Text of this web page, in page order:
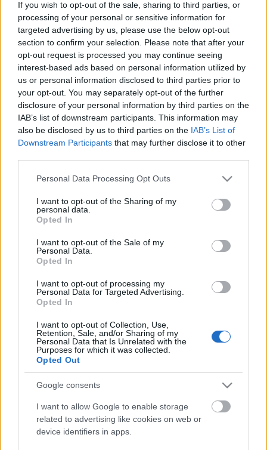
If you wish to opt-out of the sale, sharing to third parties, or
processing of your personal or sensitive information for
targeted advertising by us, please use the below opt-out
section to confirm your selection. Please note that after your
opt-out request is processed you may continue seeing
interest-based ads based on personal information utilized by
us or personal information disclosed to third parties prior to
your opt-out. You may separately opt-out of the further
disclosure of your personal information by third parties on the
IAB’s list of downstream participants. This information may
also be disclosed by us to third parties on the IAB’s List of
Downstream Participants that may further disclose it to other
Please note that this website/app uses one or more Google
not limited to your visit or usage behaviour. You may click to
grant or deny consent to Google and its third-party tags to
use your data for below specified purposes in below Google
consent section.
Personal Data Processing Opt Outs
I want to opt-out of the Sharing of my
personal data.
Opted In
I want to opt-out of the Sale of my
Personal Data.
Opted In
I want to opt-out of processing my
Personal Data for Targeted Advertising.
Opted In
I want to opt-out of Collection, Use,
Retention, Sale, and/or Sharing of my
Personal Data that Is Unrelated with the
Purposes for which it was collected.
Opted Out
Google consents
I want to allow Google to enable storage
related to advertising like cookies on web or
device identifiers in apps.
Nicola Rignanese (Boris) - Borbiczki Ferenc
Gaetano Bruno (Ayala) - Pásztor Tibor
Edoardo Buscetta (Salvatore) - Medveczky Máté
Andrea Castellana (Alice) - Kobela Kira
Enrico Gippetto (Fofó) - Égner Milán
Francesca Giordano (Santina) - Medveczki Kata
Pierangelo Gullo (Sebastiano) - Mócsa Martin
Nino Frassica (Giacinto) - Karsai István
Pif (Narrátor) - Czvetkó Sándor
Carmelo Galati (Cusumano) - Vári Attila
Chiara De Bonis (Gabriella) - Laurinyecz Réka
Roberto Burgio (Mario Francese) - Botár Endre
Domenico Centamore (Totó Riína) - Hegedűs Miklós
Claudio Collová (Filadelfo Aparo) - Papucsek Vilmos
Maurizio Bologna (Ciancimino) - Holl Nándor
Maurizio Marchetti (Nino Salvo) - Albert Péter
Orio Scaduto (Ignazio Salvo) - Tokaji Csaba
Aurora Quattrocchi (Ninetta) - Tímár Éva
Magyar szöveg
Gyártásvezető : Terbócs Nóra
Hangmérnök: Kis Pál
Produkciós vezető
Szinkronrendező
: Balog Mihály
Stúdió: Balog Mix
Forrás: Próbakő Kommunikáció
Címkék:szinkron FilmBox FilmBox Premium Balog Mix
szinkron 2018 Ne aggódj a maffia csak nyáron öl